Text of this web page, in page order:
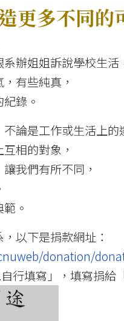
更多不同的
辦姐姐訴說學校生
有些純真，
錄。
論是工作或生活上的
相的對象，
我們有所不同，
。
以下是捐款網址：
donation/
行填寫」，填寫捐給